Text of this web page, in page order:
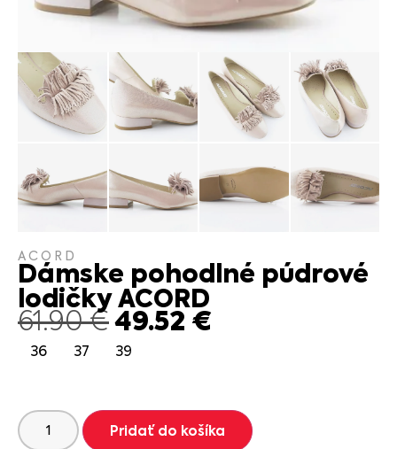
ACORD
Dámske pohodlné púdrové
lodičky ACORD
61.90€49.52 €
36 37 39
Pridať do košíka